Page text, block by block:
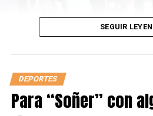
SEGUIR
DEPORTES
Para “Soñer” con